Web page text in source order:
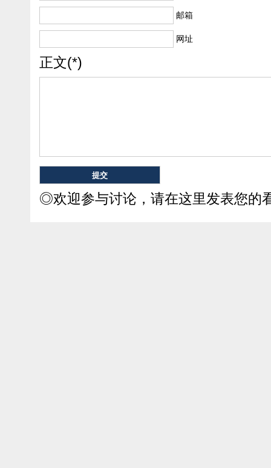
邮箱
网址
正文(*)
◎欢迎参与讨论，请在这里发表您的